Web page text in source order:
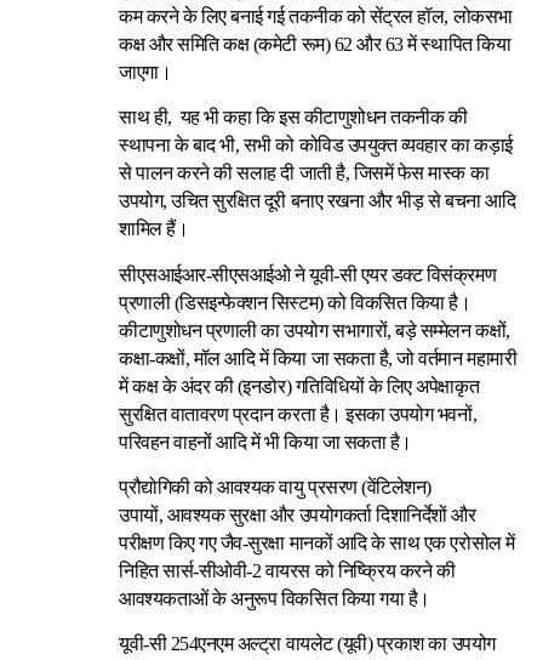
कम करने के लिए बनाई गई तकनीक को सेंट्रल हॉल, लोकसभा
कक्ष और समिति कक्ष (कमेटी रूम) 62 और 63 में स्थापित किया
जाएगा।
साथ ही, यह भी कहा कि इस कीटाणुशोधन तकनीक की
स्थापना के बाद भी, सभी को कोविड उपयुक्त व्यवहार का कड़ाई
से पालन करने की सलाह दी जाती है, जिसमें फेस मास्क का
उपयोग, उचित सुरक्षित दूरी बनाए रखना और भीड़ से बचना आदि
शामिल हैं।
सीएसआईआर-सीएसआईओ ने यूवी-सी एयर डक्ट विसंक्रमण
प्रणाली (डिसइन्फेक्शन सिस्टम) को विकसित किया है।
कीटाणुशोधन प्रणाली का उपयोग सभागारों, बड़े सम्मेलन कक्षों,
कक्षा-कक्षों, मॉल आदि में किया जा सकता है, जो वर्तमान महामारी
में कक्ष के अंदर की (इनडोर) गतिविधियों के लिए अपेक्षाकृत
सुरक्षित वातावरण प्रदान करता है। इसका उपयोग भवनों,
परिवहन वाहनों आदि में भी किया जा सकता है।
प्रौद्योगिकी को आवश्यक वायु प्रसरण (वेंटिलेशन)
उपायों, आवश्यक सुरक्षा और उपयोगकर्ता दिशानिर्देशों और
परीक्षण किए गए जैव-सुरक्षा मानकों आदि के साथ एक एरोसोल में
निहित सार्स-सीओवी-2 वायरस को निष्क्रिय करने की
आवश्यकताओं के अनुरूप विकसित किया गया है।
यूवी-सी 254एनएम अल्ट्रा वायलेट (यूवी) प्रकाश का उपयोग